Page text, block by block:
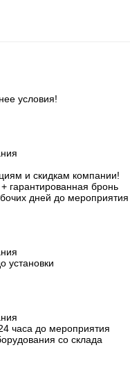
условия!
и скидкам компании!
бронь
дней до мероприятия
установки
часа до мероприятия
со склада